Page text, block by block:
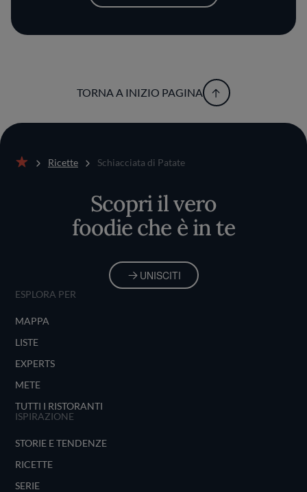
TORNA A INIZIO PAGINA
Ricette Schiacciata di Patate
Scopri il vero
foodie che è in te
UNISCITI
ESPLORA PER
MAPPA
LISTE
EXPERTS
METE
TUTTI I RISTORANTI
ISPIRAZIONE
STORIE E TENDENZE
RICETTE
SERIE